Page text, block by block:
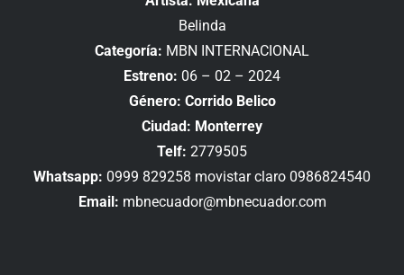
Belinda
Categoría: MBN INTERNACIONAL
Estreno: 06 – 02 – 2024
Género: Corrido Belico
Ciudad: Monterrey
Telf: 2779505
Whatsapp: 0999 829258 movistar claro 0986824540
Email: mbnecuador@mbnecuador.com